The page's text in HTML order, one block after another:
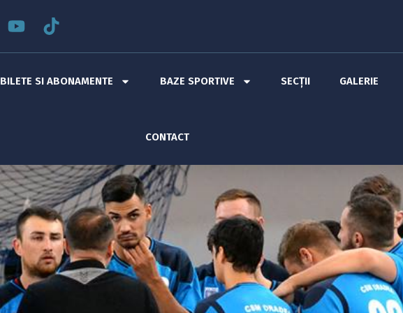
BILETE SI ABONAMENTE BAZE SPORTIVE SECȚII GALERIE
CONTACT